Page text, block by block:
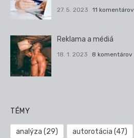
27. 5. 2023 11 komentárov
Reklama a médiá
18. 1. 2023 8 komentárov
TÉMY
analýza (29) autorotácia (47)